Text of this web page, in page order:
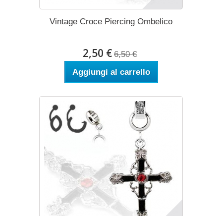
Vintage Croce Piercing Ombelico
2,50 € 6,50 €
Aggiungi al carrello